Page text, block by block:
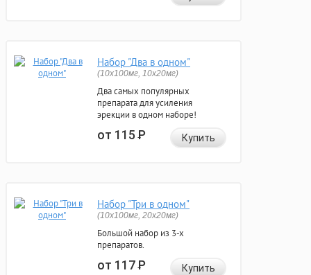
Набор "Два в одном"
(10x100мг, 10x20мг)
Два самых популярных
препарата для усиления
эрекции в одном наборе!
от 115Р Купить
Набор "Три в одном"
(10x100мг, 20x20мг)
Большой набор из 3-х
препаратов.
от 117Р Купить